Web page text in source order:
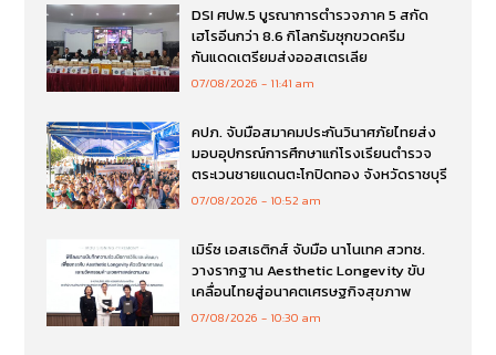
DSI ศปพ.5 บูรณาการตำรวจภาค 5 สกัด
เฮโรอีนกว่า 8.6 กิโลกรัมซุกขวดครีม
กันแดดเตรียมส่งออสเตรเลีย
07/08/2026 11:41 am
คปภ. จับมือสมาคมประกันวินาศภัยไทยส่ง
มอบอุปกรณ์การศึกษาแก่โรงเรียนตำรวจ
ตระเวนชายแดนตะโกปิดทอง จังหวัดราชบุรี
07/08/2026 10:52 am
เมิร์ซ เอสเธติกส์ จับมือ นาโนเทค สวทช.
วางรากฐาน Aesthetic Longevity ขับ
เคลื่อนไทยสู่อนาคตเศรษฐกิจสุขภาพ
07/08/2026 10:30 am